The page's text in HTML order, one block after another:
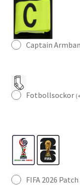
Captain
Fotbollsockor (+
FIFA 2026